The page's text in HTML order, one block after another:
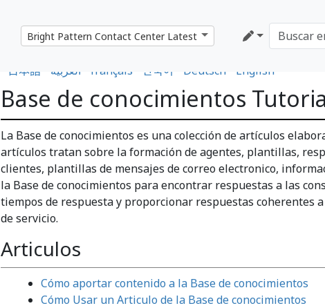
日本語 العربية français 한국어 Deutsch English
Base de conocimientos
La Base de conocimientos es una colección de artículos
artículos tratan sobre la formación de agentes, plantillas,
clientes, plantillas de mensajes de correo electronico,
la Base de conocimientos para encontrar respuestas a las
tiempos de respuesta y proporcionar respuestas coherentes
de servicio.
Articulos
Cómo aportar contenido a la Base de conocimientos
Cómo Usar un Articulo de la Base de conocimientos